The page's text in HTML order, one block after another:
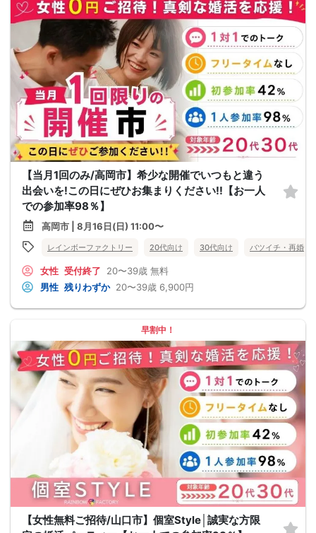
【当月1回のみ/高岡市】希少な開催でいつもと違う
出会いを!この日にぜひお集まりください!!【お一人
での参加率98％】
高岡市 | 8月16日(日) 11:00〜
レインボーファクトリー 20代向け 30代向け バツイチ・再婚
女性 受付終了 20〜39歳 無料
男性 残りわずか 20〜39歳 6,900円
早割中！
【女性無料ご招待/山口市】個室Style│誠実な方限